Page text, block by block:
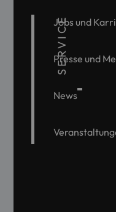
SERVICE
Jobs und
Presse und
News